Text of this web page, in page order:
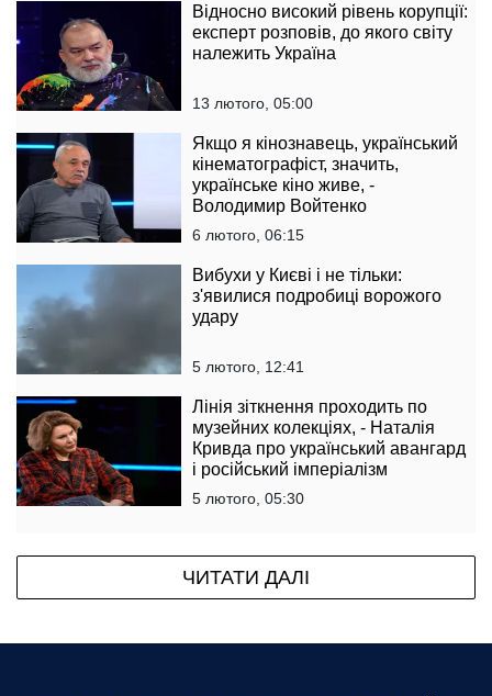
Відносно високий рівень корупції:
експерт розповів, до якого світу
належить Україна
13 лютого, 05:00
Якщо я кінознавець, український
кінематографіст, значить,
українське кіно живе, -
Володимир Войтенко
6 лютого, 06:15
Вибухи у Києві і не тільки:
з'явилися подробиці ворожого
удару
5 лютого, 12:41
Лінія зіткнення проходить по
музейних колекціях, - Наталія
Кривда про український авангард
і російський імперіалізм
5 лютого, 05:30
ЧИТАТИ ДАЛІ